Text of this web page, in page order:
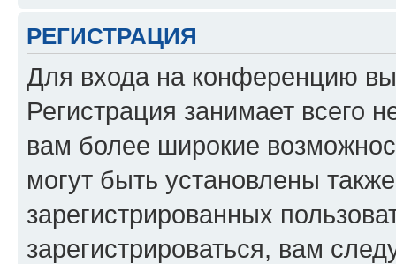
РЕГИСТРАЦИЯ
Для входа на конференцию
Регистрация занимает всего
вам более широкие
могут быть установлены
зарегистрированных
зарегистрироваться, вам